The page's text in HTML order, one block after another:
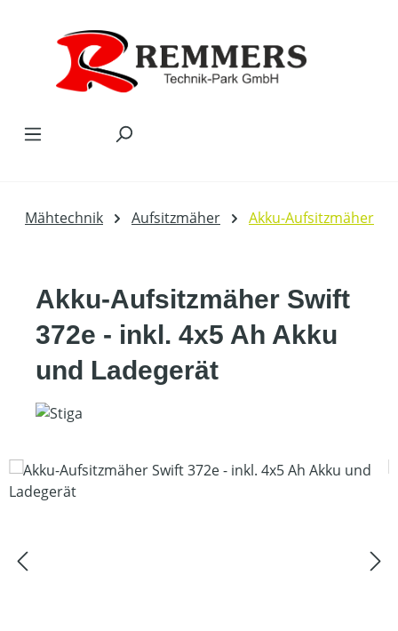
Mähtechnik Aufsitzmäher Akku-Aufsitzmäher
Akku-Aufsitzmäher Swift
372e - inkl. 4x5 Ah Akku
und Ladegerät
Bildergalerie überspringen